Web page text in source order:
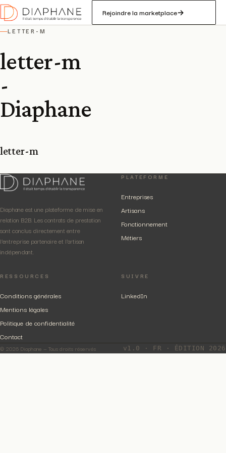
Rejoindre la marketplace→
—LETTER-M
letter-m
-
Diaphane
letter-m
Diaphane est une plateforme de mise en
relation B2B. Les contrats de prestation
sont conclus directement entre
l'entreprise partenaire et l'artisan
indépendant.
PLATEFORME
Entreprises
Artisans
Fonctionnement
Métiers
RESSOURCES
Conditions générales
Mentions légales
Politique de confidentialité
Contact
SUIVRE
LinkedIn
© 2026 Diaphane — Tous droits réservés v1.0 · FR · ÉDITION 2026